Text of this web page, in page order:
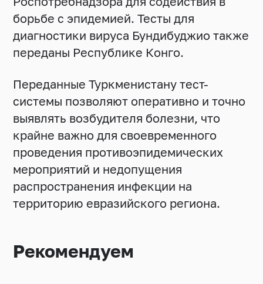
борьбе с эпидемией. Тесты для
диагностики вируса Бундибуджио также
переданы Республике Конго.
Переданные Туркменистану тест-
системы позволяют оперативно и точно
выявлять возбудителя болезни, что
крайне важно для своевременного
проведения противоэпидемических
мероприятий и недопущения
распространения инфекции на
территорию евразийского региона.
Рекомендуем